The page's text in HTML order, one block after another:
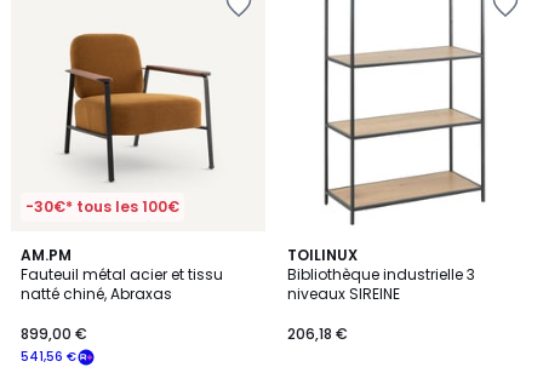
-30€* tous les 100€
AM.PM
Fauteuil métal acier et tissu
natté chiné, Abraxas
541,56 €
899,00 €
4,4
/ 5
2
Couleurs
TOILINUX
Bibliothèque industrielle 3
niveaux SIREINE
206,18 €